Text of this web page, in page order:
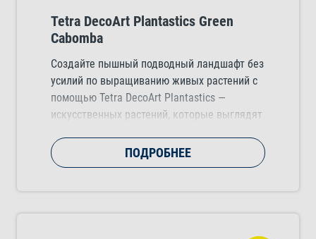
Tetra DecoArt Plantastics Green
Cabomba
Создайте пышный подводный ландшафт без
усилий по выращиванию живых растений с
помощью Tetra DecoArt Plantastics —
искусственных растений, которые выглядят
структуру в любой тропический,
холодноводный или морской аквариум.
ПОДРОБНЕЕ